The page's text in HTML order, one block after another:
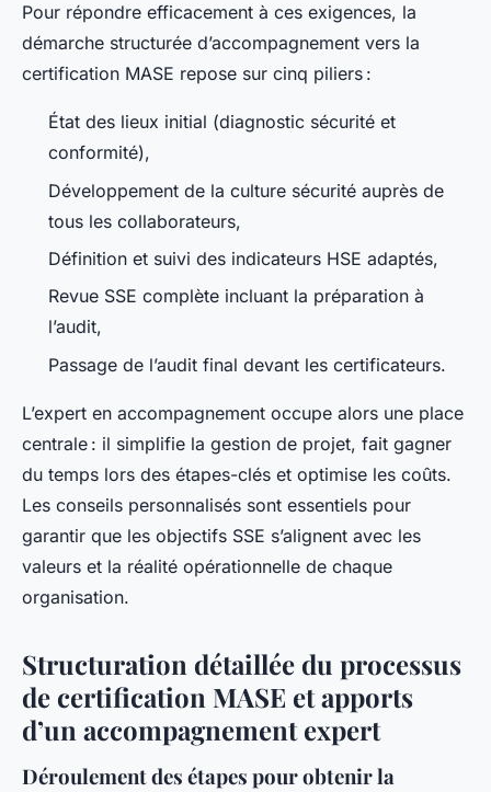
Pour répondre efficacement à ces exigences, la
démarche structurée d’accompagnement vers la
certification MASE repose sur cinq piliers :
État des lieux initial (diagnostic sécurité et
conformité),
Développement de la culture sécurité auprès de
tous les collaborateurs,
Définition et suivi des indicateurs HSE adaptés,
Revue SSE complète incluant la préparation à
l’audit,
Passage de l’audit final devant les certificateurs.
L’expert en accompagnement occupe alors une place
centrale : il simplifie la gestion de projet, fait gagner
du temps lors des étapes-clés et optimise les coûts.
Les conseils personnalisés sont essentiels pour
garantir que les objectifs SSE s’alignent avec les
valeurs et la réalité opérationnelle de chaque
organisation.
Structuration détaillée du processus
de certification MASE et apports
d’un accompagnement expert
Déroulement des étapes pour obtenir la